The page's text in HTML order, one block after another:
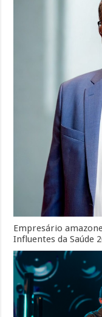
Empresário
Influentes da Saúde